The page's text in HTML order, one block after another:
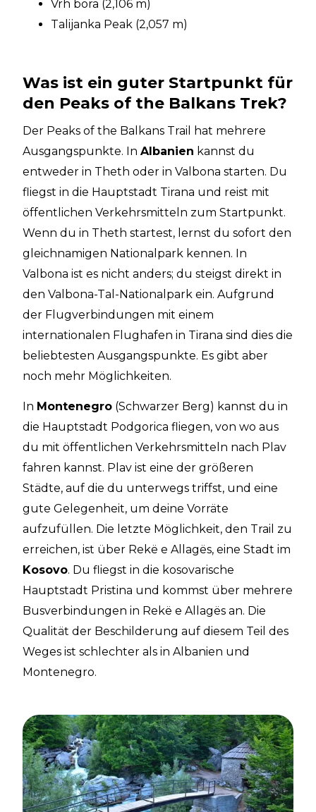
Vrh bora (2,106 m)
Talijanka Peak (2,057 m)
Was ist ein guter Startpunkt für
den Peaks of the Balkans Trek?
Der Peaks of the Balkans Trail hat mehrere
Ausgangspunkte. In Albanien kannst du
entweder in Theth oder in Valbona starten. Du
fliegst in die Hauptstadt Tirana und reist mit
öffentlichen Verkehrsmitteln zum Startpunkt.
Wenn du in Theth startest, lernst du sofort den
gleichnamigen Nationalpark kennen. In
Valbona ist es nicht anders; du steigst direkt in
den Valbona-Tal-Nationalpark ein. Aufgrund
der Flugverbindungen mit einem
internationalen Flughafen in Tirana sind dies die
beliebtesten Ausgangspunkte. Es gibt aber
noch mehr Möglichkeiten.
In Montenegro (Schwarzer Berg) kannst du in
die Hauptstadt Podgorica fliegen, von wo aus
du mit öffentlichen Verkehrsmitteln nach Plav
fahren kannst. Plav ist eine der größeren
Städte, auf die du unterwegs triffst, und eine
gute Gelegenheit, um deine Vorräte
aufzufüllen. Die letzte Möglichkeit, den Trail zu
erreichen, ist über Rekë e Allagës, eine Stadt im
Kosovo. Du fliegst in die kosovarische
Hauptstadt Pristina und kommst über mehrere
Busverbindungen in Rekë e Allagës an. Die
Qualität der Beschilderung auf diesem Teil des
Weges ist schlechter als in Albanien und
Montenegro.